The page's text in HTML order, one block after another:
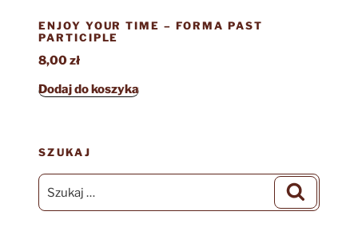
ENJOY YOUR TIME – FORMA PAST
PARTICIPLE
8,00zł
Dodaj do koszyka
SZUKAJ
Szukaj: